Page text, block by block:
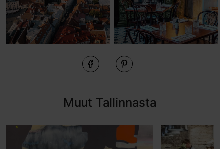
Muut Tallinnasta